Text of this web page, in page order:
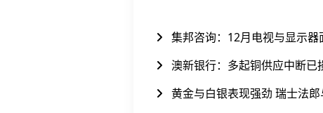
集邦咨询：12月电视与显示
澳新银行：多起铜供应中断已
黄金与白银表现强劲 瑞士法